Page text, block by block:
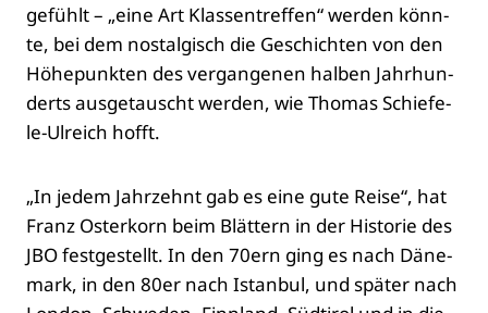
gefühlt – „eine Art Klas­sen­tref­fen“ wer­den könn­
te, bei dem nost­al­gisch die Geschich­ten von den
Höhe­punk­ten des ver­gan­ge­nen hal­ben Jahr­hun­
derts aus­ge­tauscht wer­den, wie Tho­mas Schie­fe­
le-Ulreich hofft.
„In jedem Jahr­zehnt gab es eine gute Rei­se“, hat
Franz Oster­korn beim Blät­tern in der His­to­rie des
JBO fest­ge­stellt. In den 70ern ging es nach Däne­
mark, in den 80er nach Istan­bul, und spä­ter nach